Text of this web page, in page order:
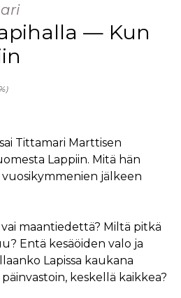
— Kun
Tittamari Marttisen
Lappiin. Mitä hän
jälkeen
maantiedettä? Miltä pitkä
Entä kesäöiden valo ja
Lapissa kaukana
päinvastoin, keskellä kaikkea?